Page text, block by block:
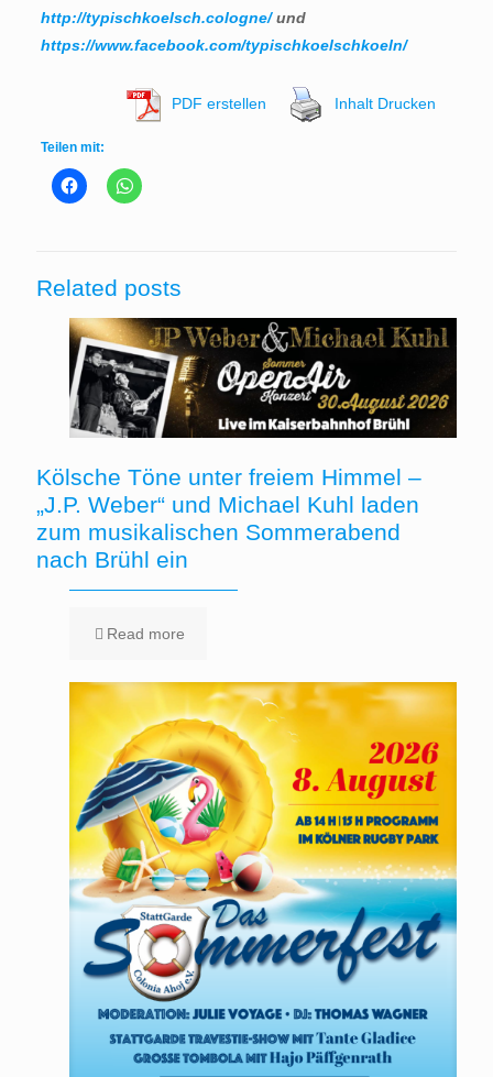
http://typischkoelsch.cologne/und
https://www.facebook.com/typischkoelschkoeln/
PDF erstellen Inhalt Drucken
Teilen mit:
Related posts
Kölsche Töne unter freiem Himmel –
„J.P. Weber“ und Michael Kuhl laden
zum musikalischen Sommerabend
nach Brühl ein
Read more